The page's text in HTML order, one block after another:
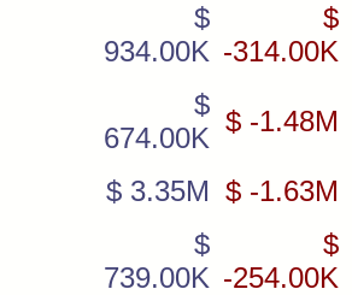
$
934.00K
$
-314.00K
$
674.00K
$ -1.48M
$ 3.35M $ -1.63M
$
739.00K
$
-254.00K